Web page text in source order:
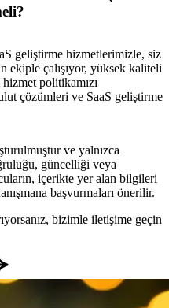
geliştirme hizmetlerimizle, siz
ekiple çalışıyor, yüksek kaliteli
politikamızı
çözümleri ve SaaS geliştirme
ve yalnızca
güncelliği veya
içerikte yer alan bilgileri
başvurmaları önerilir.
bizimle iletişime geçin